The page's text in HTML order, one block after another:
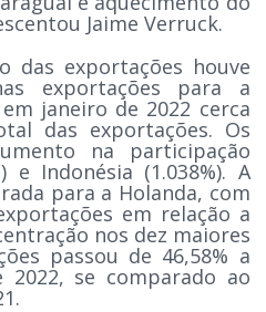
Jaime Verruck.
das exportações houve
exportações para a
janeiro de 2022 cerca
das exportações. Os
na participação
e Indonésia (1.038%). A
para a Holanda, com
em relação a
nos dez maiores
passou de 46,58% a
2022, se comparado ao